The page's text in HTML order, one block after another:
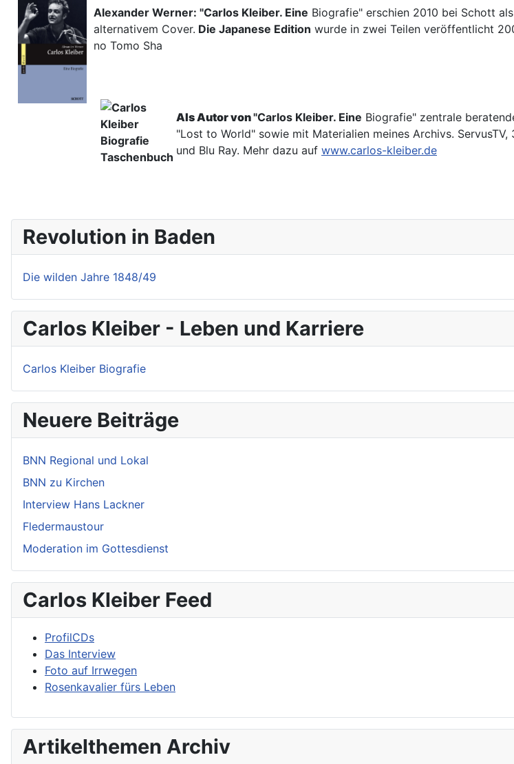
Alexander Werner: "Carlos Kleiber. Eine Biografie" erschien 2010 bei Schott
alternativem Cover. Die Japanese Edition wurde in zwei Teilen veröffentlicht
no Tomo Sha
Als Autor von"Carlos Kleiber. Eine Biografie" zentrale
"Lost to World" sowie mit Materialien meines Archivs.
und Blu Ray. Mehr dazu auf www.carlos-kleiber.de
Revolution in Baden
Die wilden Jahre 1848/49
Carlos Kleiber - Leben und Karriere
Carlos Kleiber Biografie
Neuere Beiträge
BNN Regional und Lokal
BNN zu Kirchen
Interview Hans Lackner
Fledermaustour
Moderation im Gottesdienst
Carlos Kleiber Feed
ProfilCDs
Das Interview
Foto auf Irrwegen
Rosenkavalier fürs Leben
Artikelthemen Archiv